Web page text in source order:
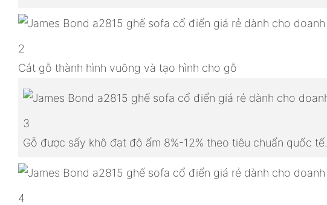
2
Cắt gỗ thành hình vuông và tạo hình cho gỗ
3
Gỗ được sấy khô đạt độ ẩm 8%-12% theo tiêu chuẩn quốc tế.
4